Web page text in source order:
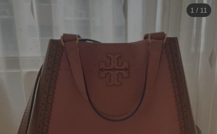
1 / 11